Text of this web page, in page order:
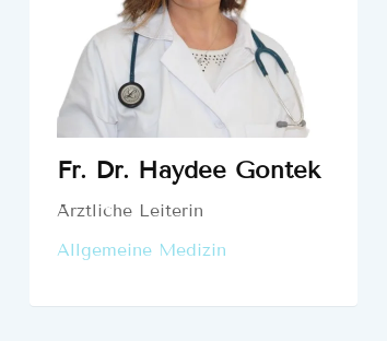
Fr. Dr. Haydee Gontek
Ärztliche Leiterin
Allgemeine Medizin